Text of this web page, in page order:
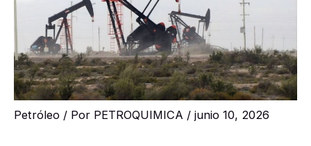
Petróleo / Por PETROQUIMICA / junio 10, 2026